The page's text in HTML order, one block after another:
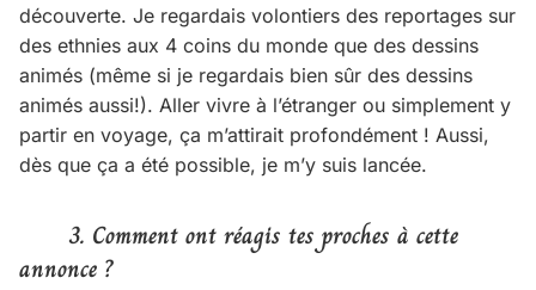
découverte. Je regardais volontiers des reportages sur
des ethnies aux 4 coins du monde que des dessins
animés (même si je regardais bien sûr des dessins
animés aussi!). Aller vivre à l’étranger ou simplement y
partir en voyage, ça m’attirait profondément ! Aussi,
dès que ça a été possible, je m’y suis lancée.
3. Comment ont réagis tes proches à cette
annonce ?